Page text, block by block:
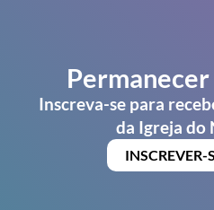
Inscreva-se para
da Igreja do
INSCREVER-